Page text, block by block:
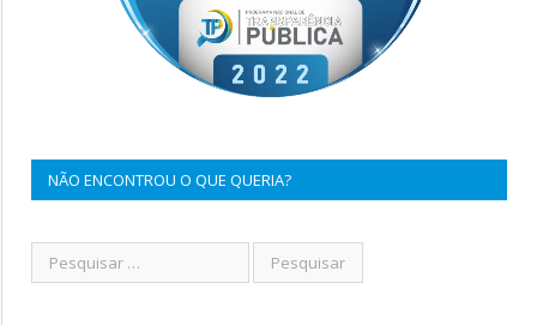
NÃO ENCONTROU O QUE QUERIA?